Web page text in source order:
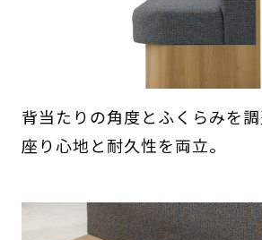
背当たりの角度とふくらみを
座り心地と耐久性を両立。